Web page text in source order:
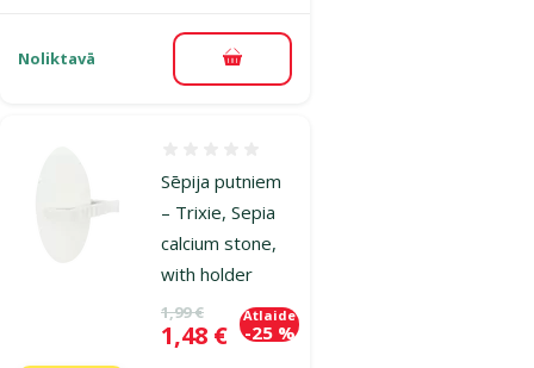
Noliktavā Pievienot grozam
Sēpija putniem
– Trixie, Sepia
calcium stone,
with holder
Oriģinālā cena
1,99 €
Cena
1,48 €
Atlaide
-25 %